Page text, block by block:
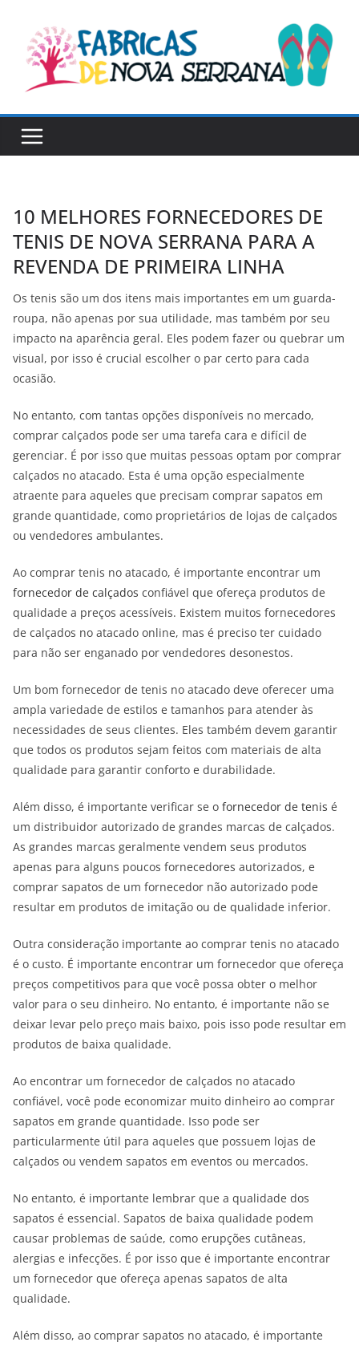
content
10 MELHORES FORNECEDORES DE
TENIS DE NOVA SERRANA PARA A
REVENDA DE PRIMEIRA LINHA
Os tenis são um dos itens mais importantes em um guarda-
roupa, não apenas por sua utilidade, mas também por seu
impacto na aparência geral. Eles podem fazer ou quebrar um
visual, por isso é crucial escolher o par certo para cada
ocasião.
No entanto, com tantas opções disponíveis no mercado,
comprar calçados pode ser uma tarefa cara e difícil de
gerenciar. É por isso que muitas pessoas optam por comprar
calçados no atacado. Esta é uma opção especialmente
atraente para aqueles que precisam comprar sapatos em
grande quantidade, como proprietários de lojas de calçados
ou vendedores ambulantes.
Ao comprar tenis no atacado, é importante encontrar um
fornecedor de calçados confiável que ofereça produtos de
qualidade a preços acessíveis. Existem muitos fornecedores
de calçados no atacado online, mas é preciso ter cuidado
para não ser enganado por vendedores desonestos.
Um bom fornecedor de tenis no atacado deve oferecer uma
ampla variedade de estilos e tamanhos para atender às
necessidades de seus clientes. Eles também devem garantir
que todos os produtos sejam feitos com materiais de alta
qualidade para garantir conforto e durabilidade.
Além disso, é importante verificar se o fornecedor de tenis é
um distribuidor autorizado de grandes marcas de calçados.
As grandes marcas geralmente vendem seus produtos
apenas para alguns poucos fornecedores autorizados, e
comprar sapatos de um fornecedor não autorizado pode
resultar em produtos de imitação ou de qualidade inferior.
Outra consideração importante ao comprar tenis no atacado
é o custo. É importante encontrar um fornecedor que ofereça
preços competitivos para que você possa obter o melhor
valor para o seu dinheiro. No entanto, é importante não se
deixar levar pelo preço mais baixo, pois isso pode resultar em
produtos de baixa qualidade.
Ao encontrar um fornecedor de calçados no atacado
confiável, você pode economizar muito dinheiro ao comprar
sapatos em grande quantidade. Isso pode ser
particularmente útil para aqueles que possuem lojas de
calçados ou vendem sapatos em eventos ou mercados.
No entanto, é importante lembrar que a qualidade dos
sapatos é essencial. Sapatos de baixa qualidade podem
causar problemas de saúde, como erupções cutâneas,
alergias e infecções. É por isso que é importante encontrar
um fornecedor que ofereça apenas sapatos de alta
qualidade.
Além disso, ao comprar sapatos no atacado, é importante